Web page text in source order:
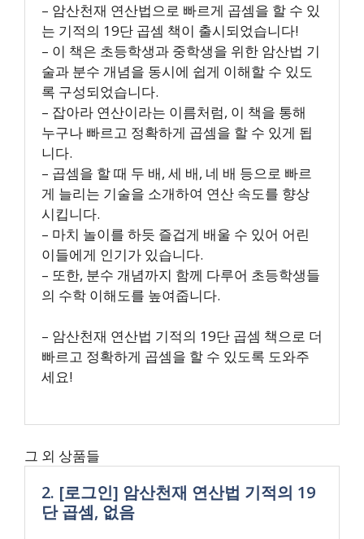
– 암산천재 연산법으로 빠르게 곱셈을 할 수 있
는 기적의 19단 곱셈 책이 출시되었습니다!
– 이 책은 초등학생과 중학생을 위한 암산법 기
술과 분수 개념을 동시에 쉽게 이해할 수 있도
록 구성되었습니다.
– 잡아라 연산이라는 이름처럼, 이 책을 통해
누구나 빠르고 정확하게 곱셈을 할 수 있게 됩
니다.
– 곱셈을 할 때 두 배, 세 배, 네 배 등으로 빠르
게 늘리는 기술을 소개하여 연산 속도를 향상
시킵니다.
– 마치 놀이를 하듯 즐겁게 배울 수 있어 어린
이들에게 인기가 있습니다.
– 또한, 분수 개념까지 함께 다루어 초등학생들
의 수학 이해도를 높여줍니다.
– 암산천재 연산법 기적의 19단 곱셈 책으로 더
빠르고 정확하게 곱셈을 할 수 있도록 도와주
세요!
그 외 상품들
2. [로그인] 암산천재 연산법 기적의 19
단 곱셈, 없음